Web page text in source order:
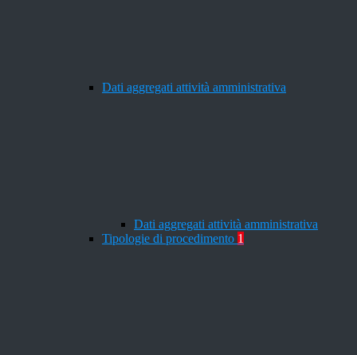
Dati aggregati attività amministrativa
Dati aggregati attività amministrativa
Tipologie di procedimento 1